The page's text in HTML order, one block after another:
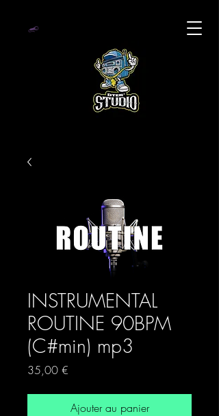
INSTRUMENTAL
ROUTINE 90BPM
(C#min) mp3
35,00 €
Ajouter au panier